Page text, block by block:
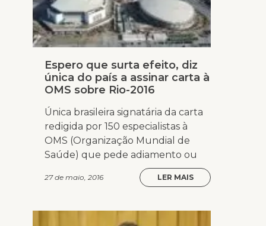
Espero que surta efeito, diz
única do país a assinar carta à
OMS sobre Rio-2016
Única brasileira signatária da carta
redigida por 150 especialistas à
OMS (Organização Mundial de
Saúde) que pede adiamento ou
27 de maio, 2016 LER MAIS